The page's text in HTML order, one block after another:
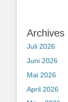
Archives
Juli 2026
Juni 2026
Mai 2026
April 2026